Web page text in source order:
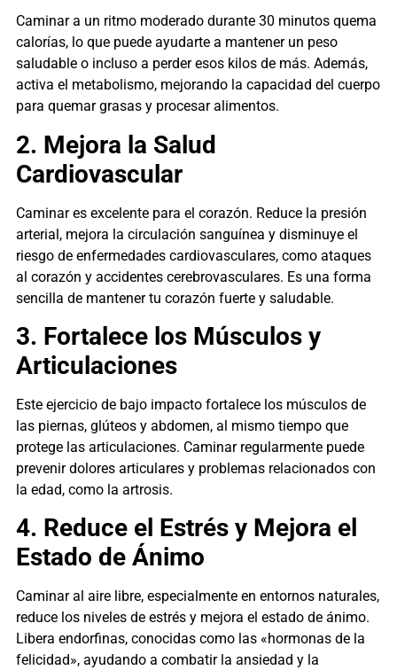
Caminar a un ritmo moderado durante 30 minutos quema
calorías, lo que puede ayudarte a mantener un peso
saludable o incluso a perder esos kilos de más. Además,
activa el metabolismo, mejorando la capacidad del cuerpo
para quemar grasas y procesar alimentos.
2. Mejora la Salud
Cardiovascular
Caminar es excelente para el corazón. Reduce la presión
arterial, mejora la circulación sanguínea y disminuye el
riesgo de enfermedades cardiovasculares, como ataques
al corazón y accidentes cerebrovasculares. Es una forma
sencilla de mantener tu corazón fuerte y saludable.
3. Fortalece los Músculos y
Articulaciones
Este ejercicio de bajo impacto fortalece los músculos de
las piernas, glúteos y abdomen, al mismo tiempo que
protege las articulaciones. Caminar regularmente puede
prevenir dolores articulares y problemas relacionados con
la edad, como la artrosis.
4. Reduce el Estrés y Mejora el
Estado de Ánimo
Caminar al aire libre, especialmente en entornos naturales,
reduce los niveles de estrés y mejora el estado de ánimo.
Libera endorfinas, conocidas como las «hormonas de la
felicidad», ayudando a combatir la ansiedad y la